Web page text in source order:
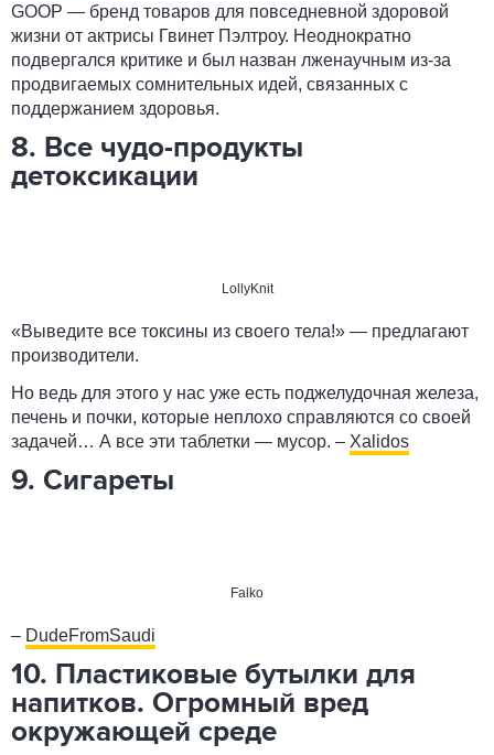
GOOP — бренд товаров для повседневной здоровой
жизни от актрисы Гвинет Пэлтроу. Неоднократно
подвергался критике и был назван лженаучным из-за
продвигаемых сомнительных идей, связанных с
поддержанием здоровья.
8. Все чудо-продукты
детоксикации
LollyKnit
«Выведите все токсины из своего тела!» — предлагают
производители.
Но ведь для этого у нас уже есть поджелудочная железа,
печень и почки, которые неплохо справляются со своей
задачей… А все эти таблетки — мусор. – Xalidos
9. Сигареты
Falko
­– DudeFromSaudi
10. Пластиковые бутылки для
напитков. Огромный вред
окружающей среде